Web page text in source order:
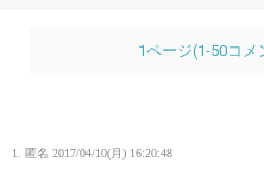
1ページ(1-50コメ
1. 匿名 2017/04/10(月) 16:20:48